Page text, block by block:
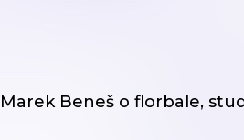
Beneš o florbale,